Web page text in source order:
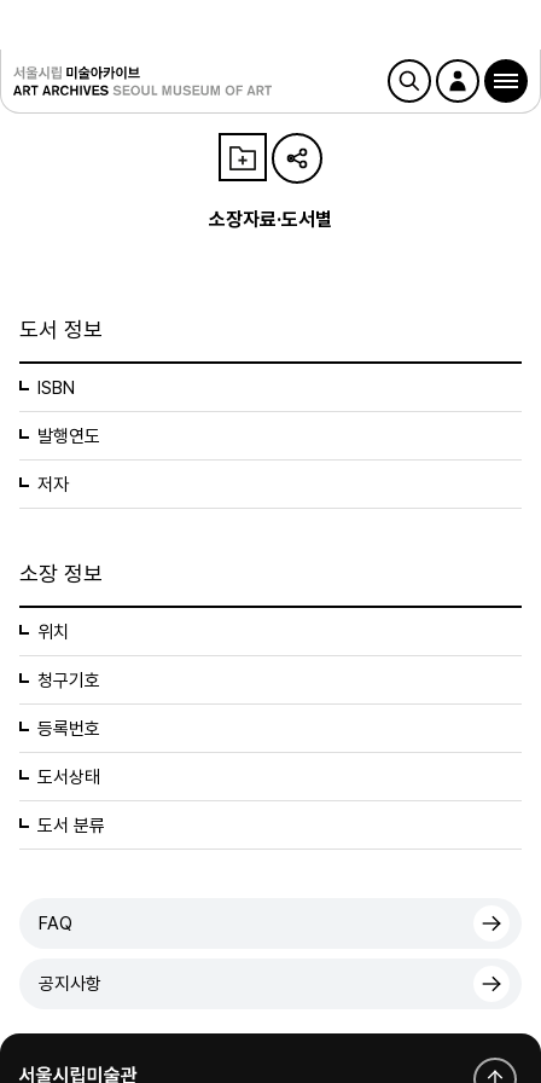
소장자료·도서별
도서 정보
ISBN
발행연도
저자
소장 정보
위치
청구기호
등록번호
도서상태
도서 분류
FAQ
공지사항